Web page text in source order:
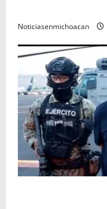
Noticiasenmichoacan